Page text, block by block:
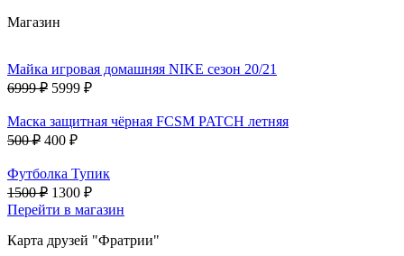
Магазин
Майка игровая домашняя NIKE сезон 20/21
6999 ₽ 5999 ₽
Маска защитная чёрная FCSM PATCH летняя
500 ₽ 400 ₽
Футболка Тупик
1500 ₽ 1300 ₽
Перейти в магазин
Карта друзей "Фратрии"